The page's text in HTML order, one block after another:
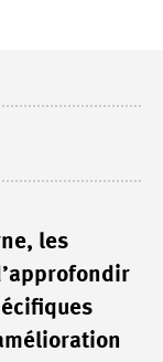
les